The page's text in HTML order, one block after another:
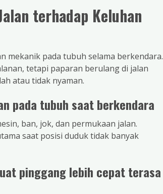
terhadap Keluhan
mekanik pada tubuh selama berkendara.
tetapi paparan berulang di jalan
atau tidak nyaman.
pada tubuh saat berkendara
ban, jok, dan permukaan jalan.
saat posisi duduk tidak banyak
pinggang lebih cepat terasa